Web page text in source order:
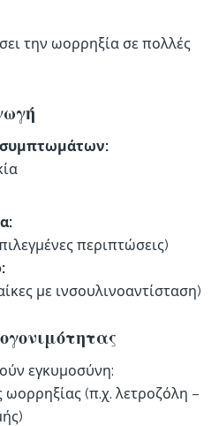
την ωορρηξία σε πολλές
συμπτωμάτων:
περιπτώσεις)
με ινσουλινοαντίσταση)
εγκυμοσύνη:
(π.χ. λετροζόλη –